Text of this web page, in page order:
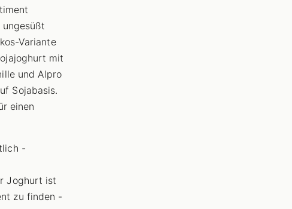
Variante
mit
und Alpro
Sojabasis.
einen
-
Joghurt ist
zu finden -